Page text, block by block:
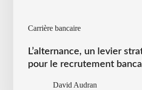
Carrière bancaire
L’alternance, un levier
pour le recrutement
David Audran